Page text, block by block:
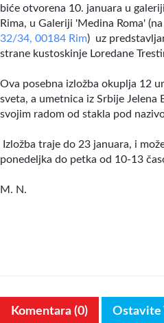
biće otvorena 10. januara u
Rima, u Galeriji 'Medina Roma'
32/34, 00184 Rim) uz
strane kustoskinje Loredane
Ova posebna izložba okuplja 12
sveta, a umetnica iz Srbije Jelena
svojim radom od stakla pod
Izložba traje do 23 januara, i
ponedeljka do petka od 10-13
M. N.
Komentara (0) Ostavite